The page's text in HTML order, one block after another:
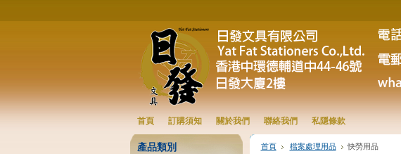
首頁 訂購須知 關於我們 聯絡我們 私隱條款
產品類別 首頁 檔案處理用品 快勞用品